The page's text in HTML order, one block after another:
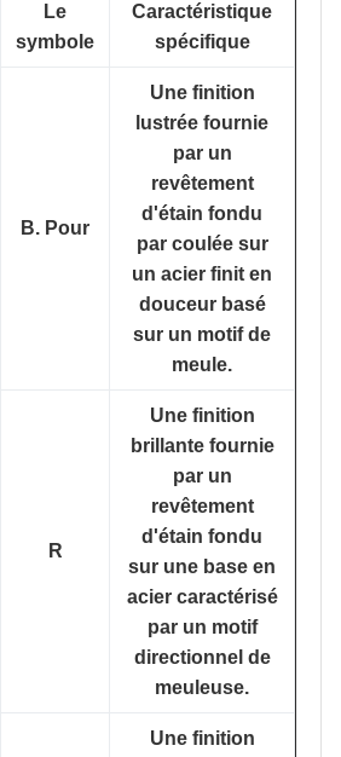
Le
symbole
Caractéristique
spécifique
B. Pour
Une finition
lustrée fournie
par un
revêtement
d'étain fondu
par coulée sur
un acier finit en
douceur basé
sur un motif de
meule.
R
Une finition
brillante fournie
par un
revêtement
d'étain fondu
sur une base en
acier caractérisé
par un motif
directionnel de
meuleuse.
Une finition